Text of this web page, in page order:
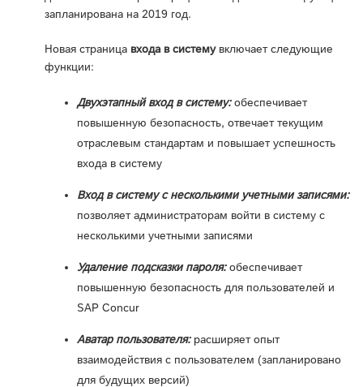
запланирована на 2019 год.
Новая страница входа в системувключает следующие
функции:
Двухэтапный вход в систему:обеспечивает
повышенную безопасность, отвечает текущим
отраслевым стандартам и повышает успешность
входа в систему
Вход в систему с несколькими учетными записями:
позволяет администраторам войти в систему с
несколькими учетными записями
Удаление подсказки пароля:обеспечивает
повышенную безопасность для пользователей и
SAP Concur
Аватар пользователя:расширяет опыт
взаимодействия с пользователем (запланировано
для будущих версий)